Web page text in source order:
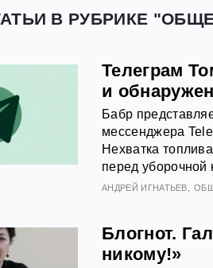
В РУБРИКЕ
Телеграм
и
Бабр
мессенджера
Нехватка
перед уборочной
АНДРЕЙ ИГНАТЬЕВ
Блогнот.
никому!»